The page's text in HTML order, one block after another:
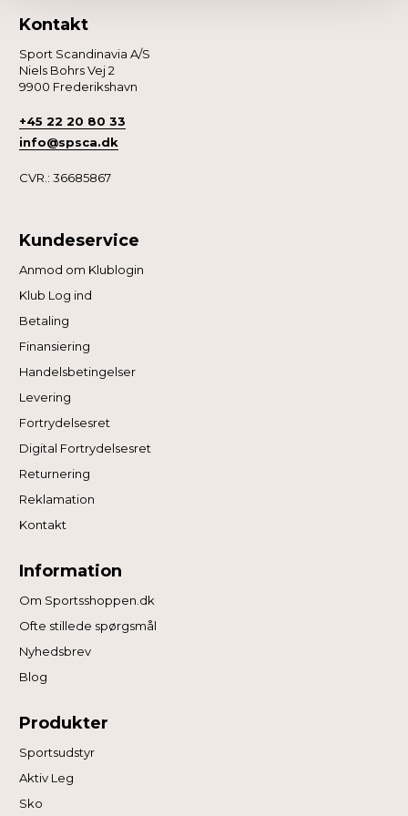
Kontakt
Sport Scandinavia A/S
Niels Bohrs Vej 2
9900 Frederikshavn
+45 22 20 80 33
info@spsca.dk
CVR.: 36685867
Kundeservice
Anmod om Klublogin
Klub Log ind
Betaling
Finansiering
Handelsbetingelser
Levering
Fortrydelsesret
Digital Fortrydelsesret
Returnering
Reklamation
Kontakt
Information
Om Sportsshoppen.dk
Ofte stillede spørgsmål
Nyhedsbrev
Blog
Produkter
Sportsudstyr
Aktiv Leg
Sko